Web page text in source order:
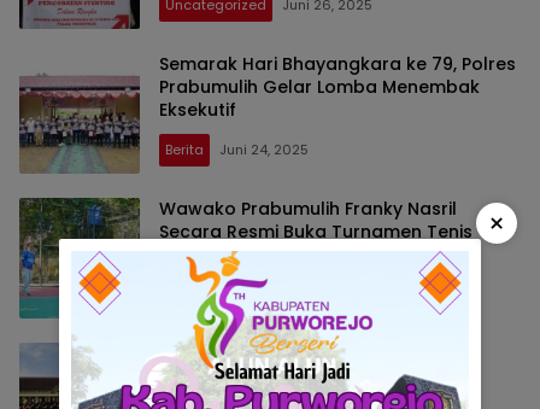
Uncategorized Juni 26, 2025
Semarak Hari Bhayangkara ke 79, Polres
Prabumulih Gelar Lomba Menembak
Eksekutif
Berita Juni 24, 2025
Wawako Prabumulih Franky Nasril
Secara Resmi Buka Turnamen Tenis
Lapangan yang Digelar Polres
Prabumulih
Juni 20, 2025
Hari Bhayangkara ke 79, Polres
Prabumulih Sukses Gelar Turnamen
Futsal Internal antar Personel
×